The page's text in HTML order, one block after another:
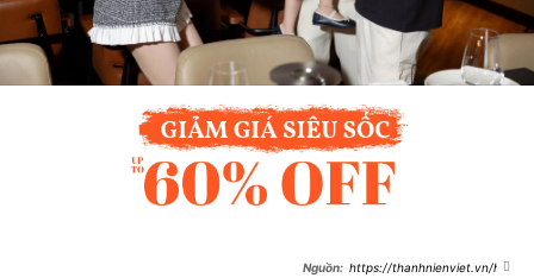
https://thanhnienviet.vn/ho-